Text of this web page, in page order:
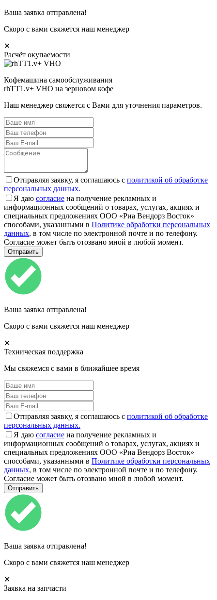
Ваша заявка отправлена!
Скоро с вами свяжется наш менеджер
✕
Расчёт окупаемости
Кофемашина самообслуживания
rhTT1.v+ VHO на зерновом кофе
Наш менеджер свяжется с Вами для уточнения параметров.
Отправляя заявку, я соглашаюсь с политикой об обработке
персональных данных.
Я даю согласие на получение рекламных и
информационных сообщений о товарах, услугах, акциях и
специальных предложениях ООО «Риа Вендорз Восток»
способами, указанными в Политике обработки персональных
данных, в том числе по электронной почте и по телефону.
Согласие может быть отозвано мной в любой момент.
Ваша заявка отправлена!
Скоро с вами свяжется наш менеджер
✕
Техническая поддержка
Мы свяжемся с вами в ближайшее время
Отправляя заявку, я соглашаюсь с политикой об обработке
персональных данных.
Я даю согласие на получение рекламных и
информационных сообщений о товарах, услугах, акциях и
специальных предложениях ООО «Риа Вендорз Восток»
способами, указанными в Политике обработки персональных
данных, в том числе по электронной почте и по телефону.
Согласие может быть отозвано мной в любой момент.
Ваша заявка отправлена!
Скоро с вами свяжется наш менеджер
✕
Заявка на запчасти